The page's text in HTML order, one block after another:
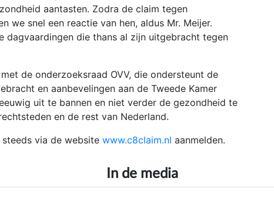
aantasten. Zodra de claim tegen
we snel een reactie van hen, aldus Mr. Meijer.
dagvaardingen die thans al zijn uitgebracht tegen
de onderzoeksraad OVV, die ondersteunt de
en aanbevelingen aan de Tweede Kamer
uit te bannen en niet verder de gezondheid te
en de rest van Nederland.
via de website www.c8claim.nl aanmelden.
In de media